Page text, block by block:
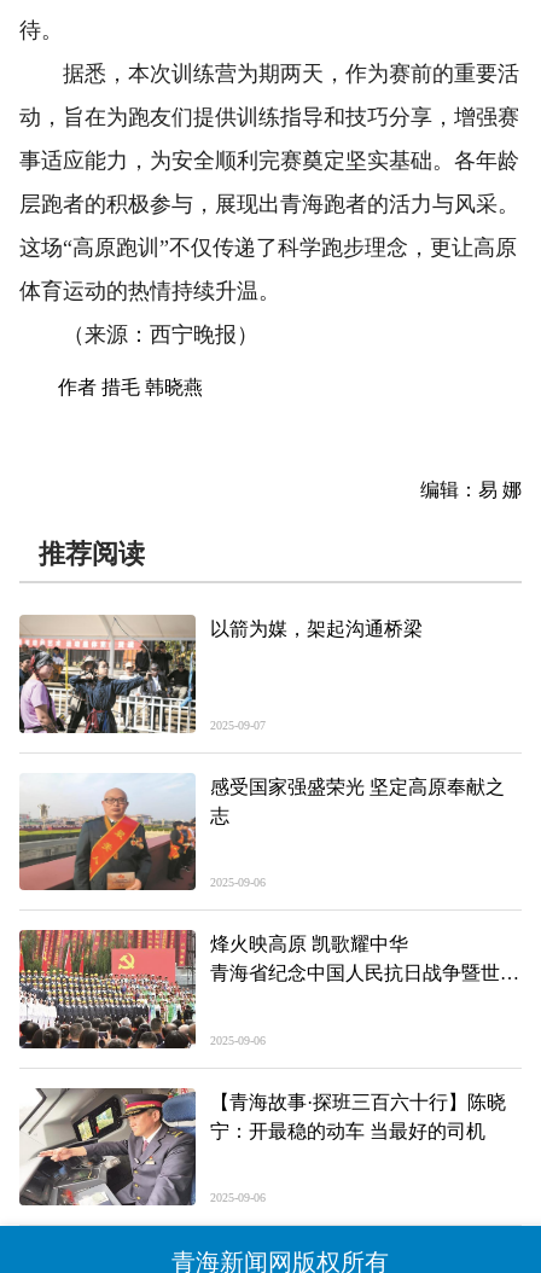
待。
据悉，本次训练营为期两天，作为赛前的重要活
动，旨在为跑友们提供训练指导和技巧分享，增强赛
事适应能力，为安全顺利完赛奠定坚实基础。各年龄
层跑者的积极参与，展现出青海跑者的活力与风采。
这场“高原跑训”不仅传递了科学跑步理念，更让高原
体育运动的热情持续升温。
（来源：西宁晚报）
作者 措毛 韩晓燕
编辑：易 娜
推荐阅读
以箭为媒，架起沟通桥梁
2025-09-07
感受国家强盛荣光 坚定高原奉献之
志
2025-09-06
烽火映高原 凯歌耀中华
青海省纪念中国人民抗日战争暨世界
2025-09-06
【青海故事·探班三百六十行】陈晓
宁：开最稳的动车 当最好的司机
2025-09-06
青海新闻网版权所有